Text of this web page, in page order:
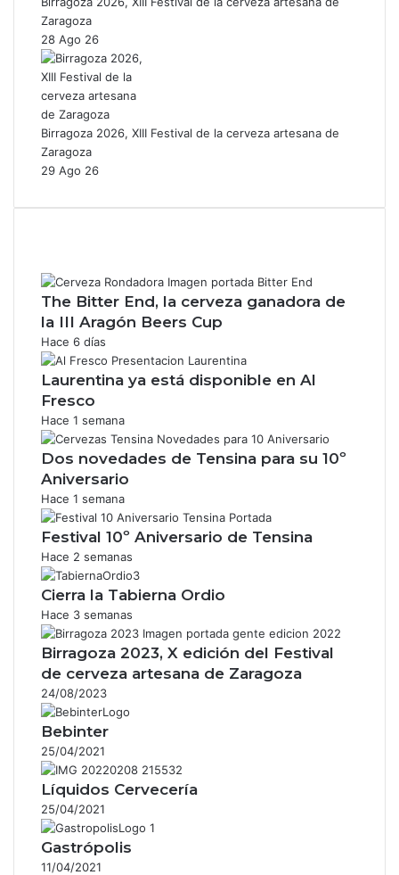
Zaragoza
28 Ago 26
Birragoza 2026, XIII Festival de la cerveza artesana de
Zaragoza
29 Ago 26
The Bitter End, la cerveza ganadora de
la III Aragón Beers Cup
Hace 6 días
Laurentina ya está disponible en Al
Fresco
Hace 1 semana
Dos novedades de Tensina para su 10º
Aniversario
Hace 1 semana
Festival 10º Aniversario de Tensina
Hace 2 semanas
Cierra la Tabierna Ordio
Hace 3 semanas
Birragoza 2023, X edición del Festival
de cerveza artesana de Zaragoza
24/08/2023
Bebinter
25/04/2021
Líquidos Cervecería
25/04/2021
Gastrópolis
11/04/2021